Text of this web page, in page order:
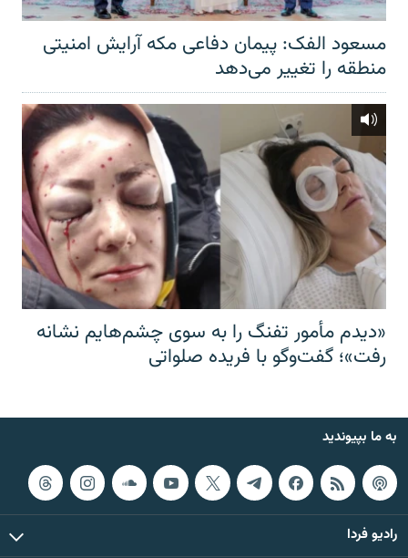
مسعود الفک: پیمان دفاعی مکه آرایش امنیتی
منطقه را تغییر می‌دهد
«دیدم مأمور تفنگ را به سوی چشم‌هایم نشانه
رفت»؛ گفت‌و‌گو با فریده صلواتی
به ما بپیوندید
رادیو فردا